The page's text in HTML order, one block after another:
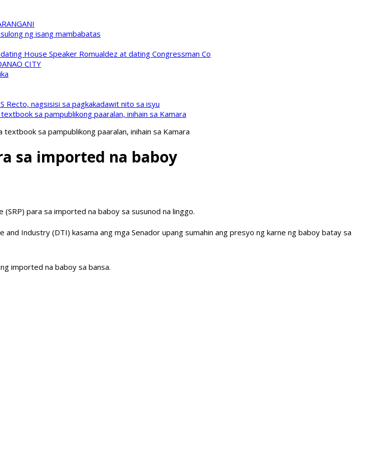
ng isang mambabatas
House Speaker Romualdez at dating Congressman Co
CITY
Recto, nagsisisi sa pagkakadawit nito sa isyu
sa pampublikong paaralan, inihain sa Kamara
sa pampublikong paaralan, inihain sa Kamara
sa imported na baboy
para sa imported na baboy sa susunod na linggo.
Industry (DTI) kasama ang mga Senador upang sumahin ang presyo ng karne ng baboy batay sa
imported na baboy sa bansa.